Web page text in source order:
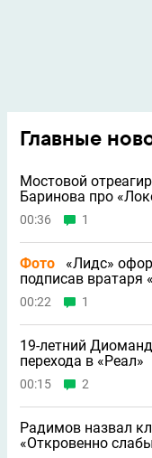
Главные
Мостовой
Баринова про
00:36 1
Фото
«Лидс»
подписав вратаря
00:22 1
19-летний
перехода в «Реал»
00:15 2
Радимов назвал
«Откровенно